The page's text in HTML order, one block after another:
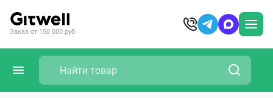
Заказ от 150 000 руб